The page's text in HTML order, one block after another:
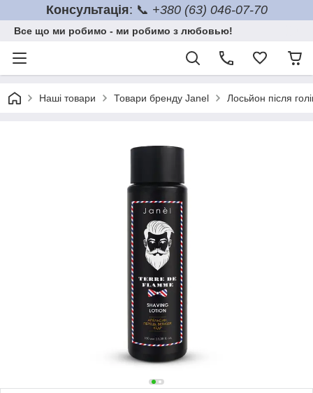
Консультація: 📞 +380 (63) 046-07-70
Все що ми робимо - ми робимо з любовью!
Наші товари Товари бренду Janel Лосьйон після